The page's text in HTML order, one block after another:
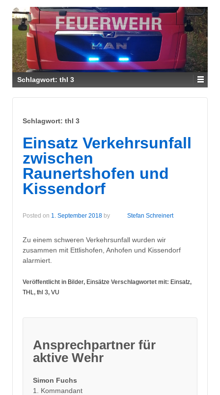
Schlagwort: thl 3
Schlagwort: thl 3
Einsatz Verkehrsunfall
zwischen
Raunertshofen und
Kissendorf
Posted on 1. September 2018 by Stefan Schreinert
Zu einem schweren Verkehrsunfall wurden wir
zusammen mit Ettlishofen, Anhofen und Kissendorf
alarmiert.
Veröffentlicht in Bilder, Einsätze Verschlagwortet mit: Einsatz,
THL , thl 3, VU
Ansprechpartner für
aktive Wehr
Simon Fuchs
1. Kommandant